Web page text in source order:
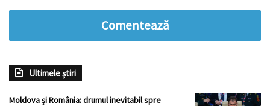
Comentează
Ultimele știri
Moldova și România: drumul inevitabil spre